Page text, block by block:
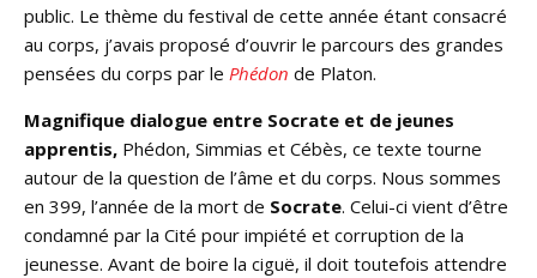
public. Le thème du festival de cette année étant consacré
au corps, j’avais proposé d’ouvrir le parcours des grandes
pensées du corps par le Phédon de Platon.
Magnifique dialogue entre Socrate et de jeunes
apprentis, Phédon, Simmias et Cébès, ce texte tourne
autour de la question de l’âme et du corps. Nous sommes
en 399, l’année de la mort de Socrate. Celui-ci vient d’être
condamné par la Cité pour impiété et corruption de la
jeunesse. Avant de boire la ciguë, il doit toutefois attendre